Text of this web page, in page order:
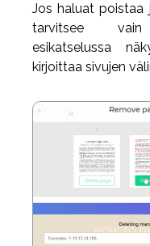
Jos haluat poistaa
tarvitsee vain
esikatselussa
kirjoittaa sivujen